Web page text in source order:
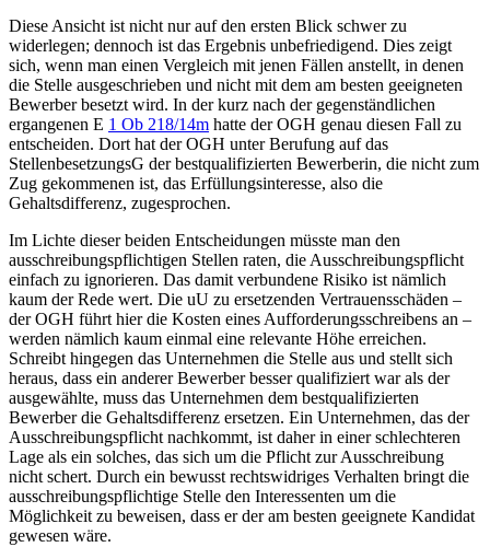
Diese Ansicht ist nicht nur auf den ersten Blick schwer zu
widerlegen; dennoch ist das Ergebnis unbefriedigend. Dies zeigt
sich, wenn man einen Vergleich mit jenen Fällen anstellt, in denen
die Stelle ausgeschrieben und nicht mit dem am besten geeigneten
Bewerber besetzt wird. In der kurz nach der gegenständlichen
ergangenen E 1 Ob 218/14m hatte der OGH genau diesen Fall zu
entscheiden. Dort hat der OGH unter Berufung auf das
StellenbesetzungsG der bestqualifizierten Bewerberin, die nicht zum
Zug gekommenen ist, das Erfüllungsinteresse, also die
Gehaltsdifferenz, zugesprochen.
Im Lichte dieser beiden Entscheidungen müsste man den
ausschreibungspflichtigen Stellen raten, die Ausschreibungspflicht
einfach zu ignorieren. Das damit verbundene Risiko ist nämlich
kaum der Rede wert. Die uU zu ersetzenden Vertrauensschäden –
der OGH führt hier die Kosten eines Aufforderungsschreibens an –
werden nämlich kaum einmal eine relevante Höhe erreichen.
Schreibt hingegen das Unternehmen die Stelle aus und stellt sich
heraus, dass ein anderer Bewerber besser qualifiziert war als der
ausgewählte, muss das Unternehmen dem bestqualifizierten
Bewerber die Gehaltsdifferenz ersetzen. Ein Unternehmen, das der
Ausschreibungspflicht nachkommt, ist daher in einer schlechteren
Lage als ein solches, das sich um die Pflicht zur Ausschreibung
nicht schert. Durch ein bewusst rechtswidriges Verhalten bringt die
ausschreibungspflichtige Stelle den Interessenten um die
Möglichkeit zu beweisen, dass er der am besten geeignete Kandidat
gewesen wäre.